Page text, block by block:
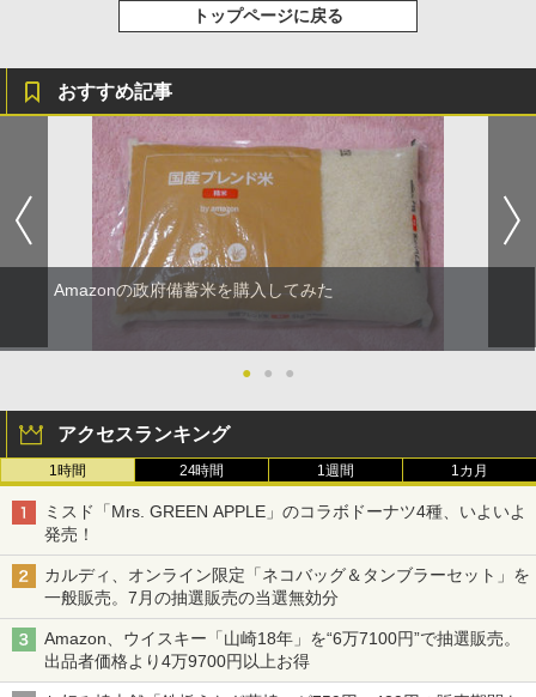
トップページに戻る
おすすめ記事
Amazonの政府備蓄米を購入してみた
● ● ●
アクセスランキング
1時間 24時間 1週間 1カ月
ミスド「Mrs. GREEN APPLE」のコラボドーナツ4種、いよいよ
発売！
カルディ、オンライン限定「ネコバッグ＆タンブラーセット」を
一般販売。7月の抽選販売の当選無効分
Amazon、ウイスキー「山崎18年」を“6万7100円”で抽選販売。
出品者価格より4万9700円以上お得